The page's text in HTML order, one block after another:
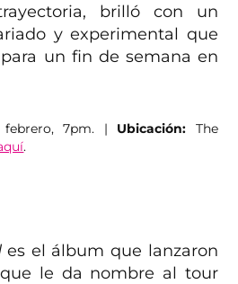
brilló con un
y experimental que
un fin de semana en
7pm. | Ubicación: The
.
es el álbum que lanzaron
le da nombre al tour